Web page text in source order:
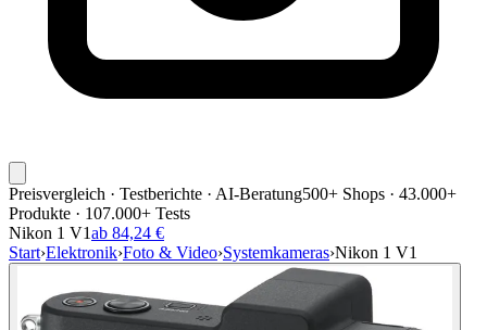
Preisvergleich · Testberichte · AI-Beratung500+ Shops · 43.000+
Produkte · 107.000+ Tests
Nikon 1 V1ab 84,24 €
Start›Elektronik›Foto & Video›Systemkameras›Nikon 1 V1